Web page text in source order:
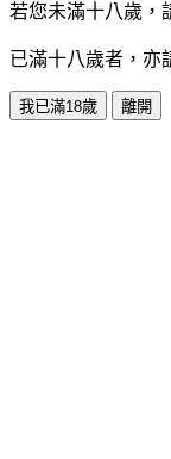
若您未滿十八歲，
已滿十八歲者，亦
我已滿18歲 離開